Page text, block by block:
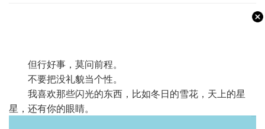
但行好事，莫问前程。
不要把没礼貌当个性。
我喜欢那些闪光的东西，比如冬日的雪花，天上的星
星，还有你的眼睛。